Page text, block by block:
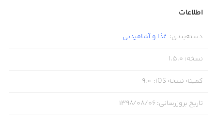
اطلاعات
دسته‌بندی: غذا و آشامیدنی
نسخه:
1.5.0
کمینه نسخه iOS :
9.0
تاریخ بروزرسانی: ۱۳۹۸/۰۸/۰۶